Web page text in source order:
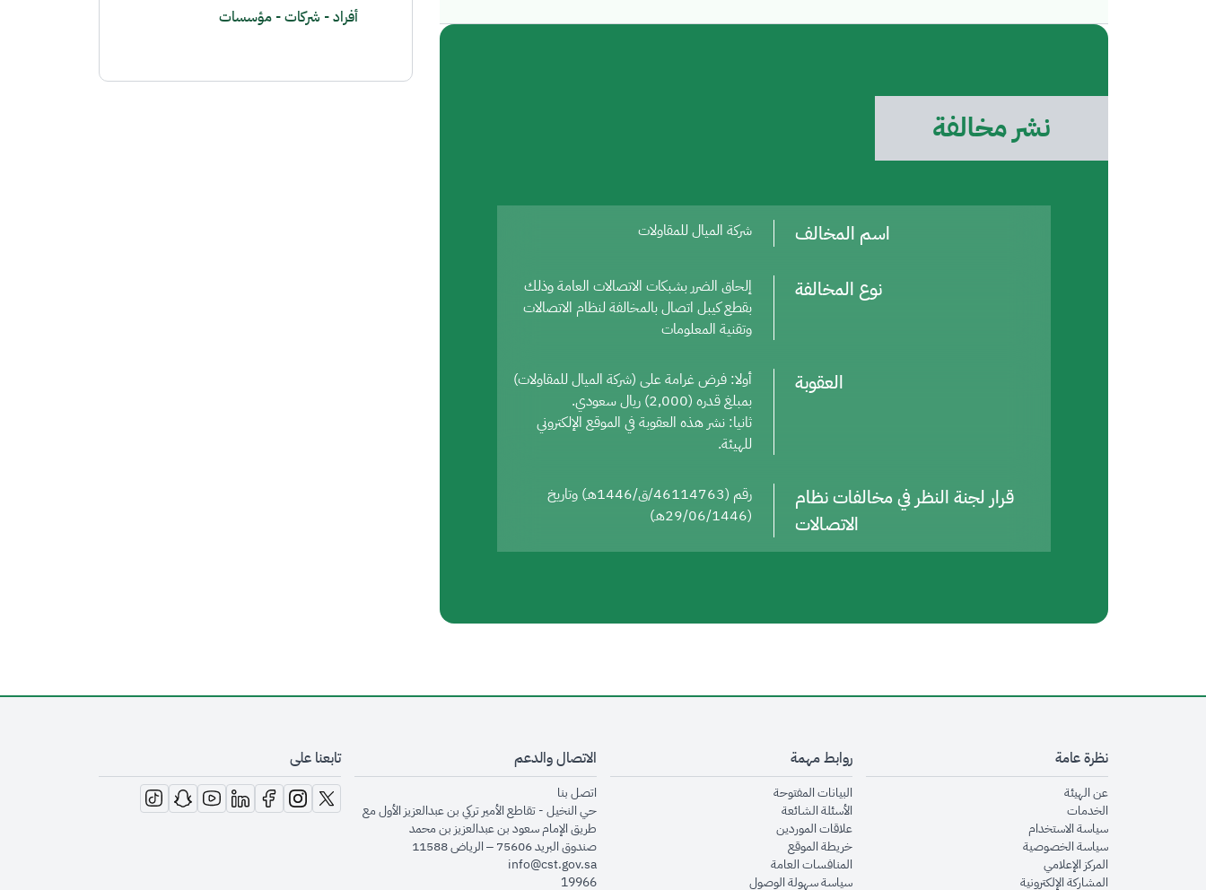
نشر مخالفة
اسم المخالف شركة الميال للمقاولات
نوع المخالفة
إلحاق الضرر بشبكات الاتصالات العامة وذلك
بقطع كيبل اتصال بالمخالفة لنظام الاتصالات
وتقنية المعلومات
العقوبة
أولا: فرض غرامة على (شركة الميال للمقاولات)
بمبلغ قدره (2,000) ريال سعودي.
ثانيا: نشر هذه العقوبة في الموقع الإلكتروني
للهيئة.
قرار لجنة النظر في مخالفات نظام
الاتصالات
رقم (46114763/ق/1446هـ) وتاريخ
(29/06/1446هـ)
أفراد - شركات - مؤسسات
نظرة عامة
عن الهيئةopens in new window
الخدماتopens in new window
سياسة الاستخدام
سياسة الخصوصيةopens in new window
المركز الإعلاميopens in new window
المشاركة الإلكترونيةopens in new window
روابط مهمة
البيانات المفتوحةopens in new window
الأسئلة الشائعةopens in new window
علاقات الموردينopens in new window
خريطة الموقعopens in new window
المنافسات العامةopens in new window
سياسة سهولة الوصولopens in new window
الاتصال والدعم
اتصل بنا
حي النخيل - تقاطع الأمير تركي بن عبدالعزيز الأول مع
طريق الإمام سعود بن عبدالعزيز بن محمد
صندوق البريد 75606 – الرياض 11588
info@cst.gov.sa
19966
تابعنا على
opens in new window
opens in new window
opens in new window
opens in new window
opens in new window
opens in new window
opens in new window